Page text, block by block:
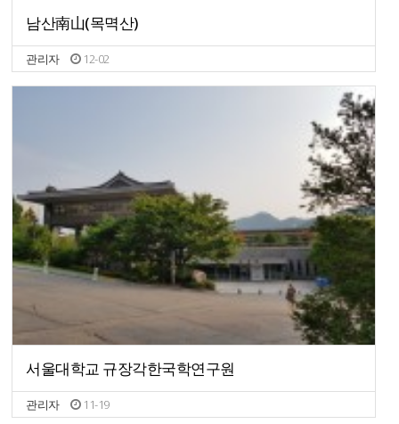
남산南山(목멱산)
관리자 12-02
서울대학교 규장각한국학연구원
관리자 11-19